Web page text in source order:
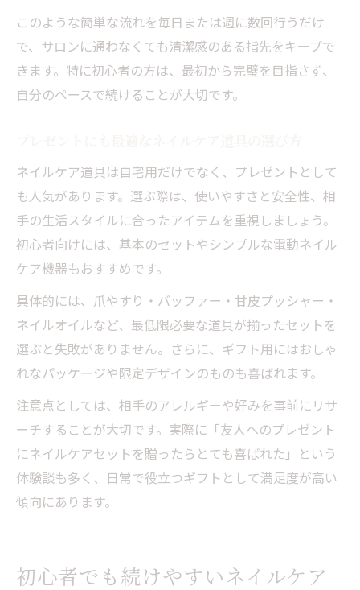
このような簡単な流れを毎日または週に数回行うだけ
で、サロンに通わなくても清潔感のある指先をキープで
きます。特に初心者の方は、最初から完璧を目指さず、
自分のペースで続けることが大切です。
ネイルケア道具は自宅用だけでなく、プレゼントとして
も人気があります。選ぶ際は、使いやすさと安全性、相
手の生活スタイルに合ったアイテムを重視しましょう。
初心者向けには、基本のセットやシンプルな電動ネイル
ケア機器もおすすめです。
具体的には、爪やすり・バッファー・甘皮プッシャー・
ネイルオイルなど、最低限必要な道具が揃ったセットを
選ぶと失敗がありません。さらに、ギフト用にはおしゃ
れなパッケージや限定デザインのものも喜ばれます。
注意点としては、相手のアレルギーや好みを事前にリサ
ーチすることが大切です。実際に「友人へのプレゼント
にネイルケアセットを贈ったらとても喜ばれた」という
体験談も多く、日常で役立つギフトとして満足度が高い
傾向にあります。
初心者でも続けやすいネイルケア